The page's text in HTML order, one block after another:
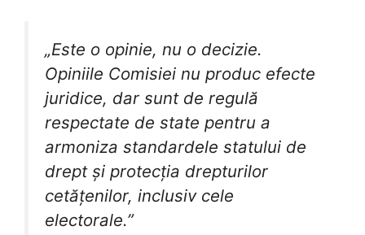
„Este o opinie, nu o decizie.
Opiniile Comisiei nu produc efecte
juridice, dar sunt de regulă
respectate de state pentru a
armoniza standardele statului de
drept și protecția drepturilor
cetățenilor, inclusiv cele
electorale.”